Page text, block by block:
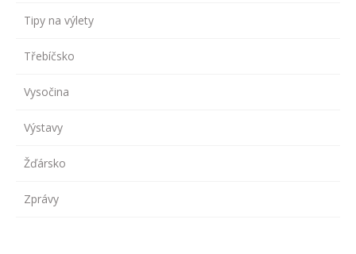
Tipy na výlety
Třebíčsko
Vysočina
Výstavy
Žďársko
Zprávy